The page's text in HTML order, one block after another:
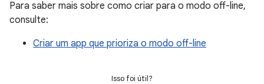
Para saber mais sobre como criar para o modo off-line,
consulte:
Criar um app que prioriza o modo off-line
Isso foi útil?